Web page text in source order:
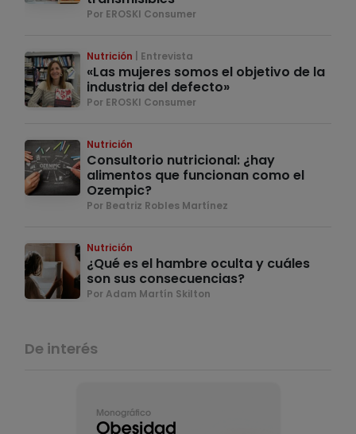
Por EROSKI Consumer
Nutrición Entrevista
«Las mujeres somos el objetivo de la
industria del defecto»
Por EROSKI Consumer
Nutrición
Consultorio nutricional: ¿hay
alimentos que funcionan como el
Ozempic?
Por Beatriz Robles Martínez
Nutrición
¿Qué es el hambre oculta y cuáles
son sus consecuencias?
Por Adam Martín Skilton
De interés